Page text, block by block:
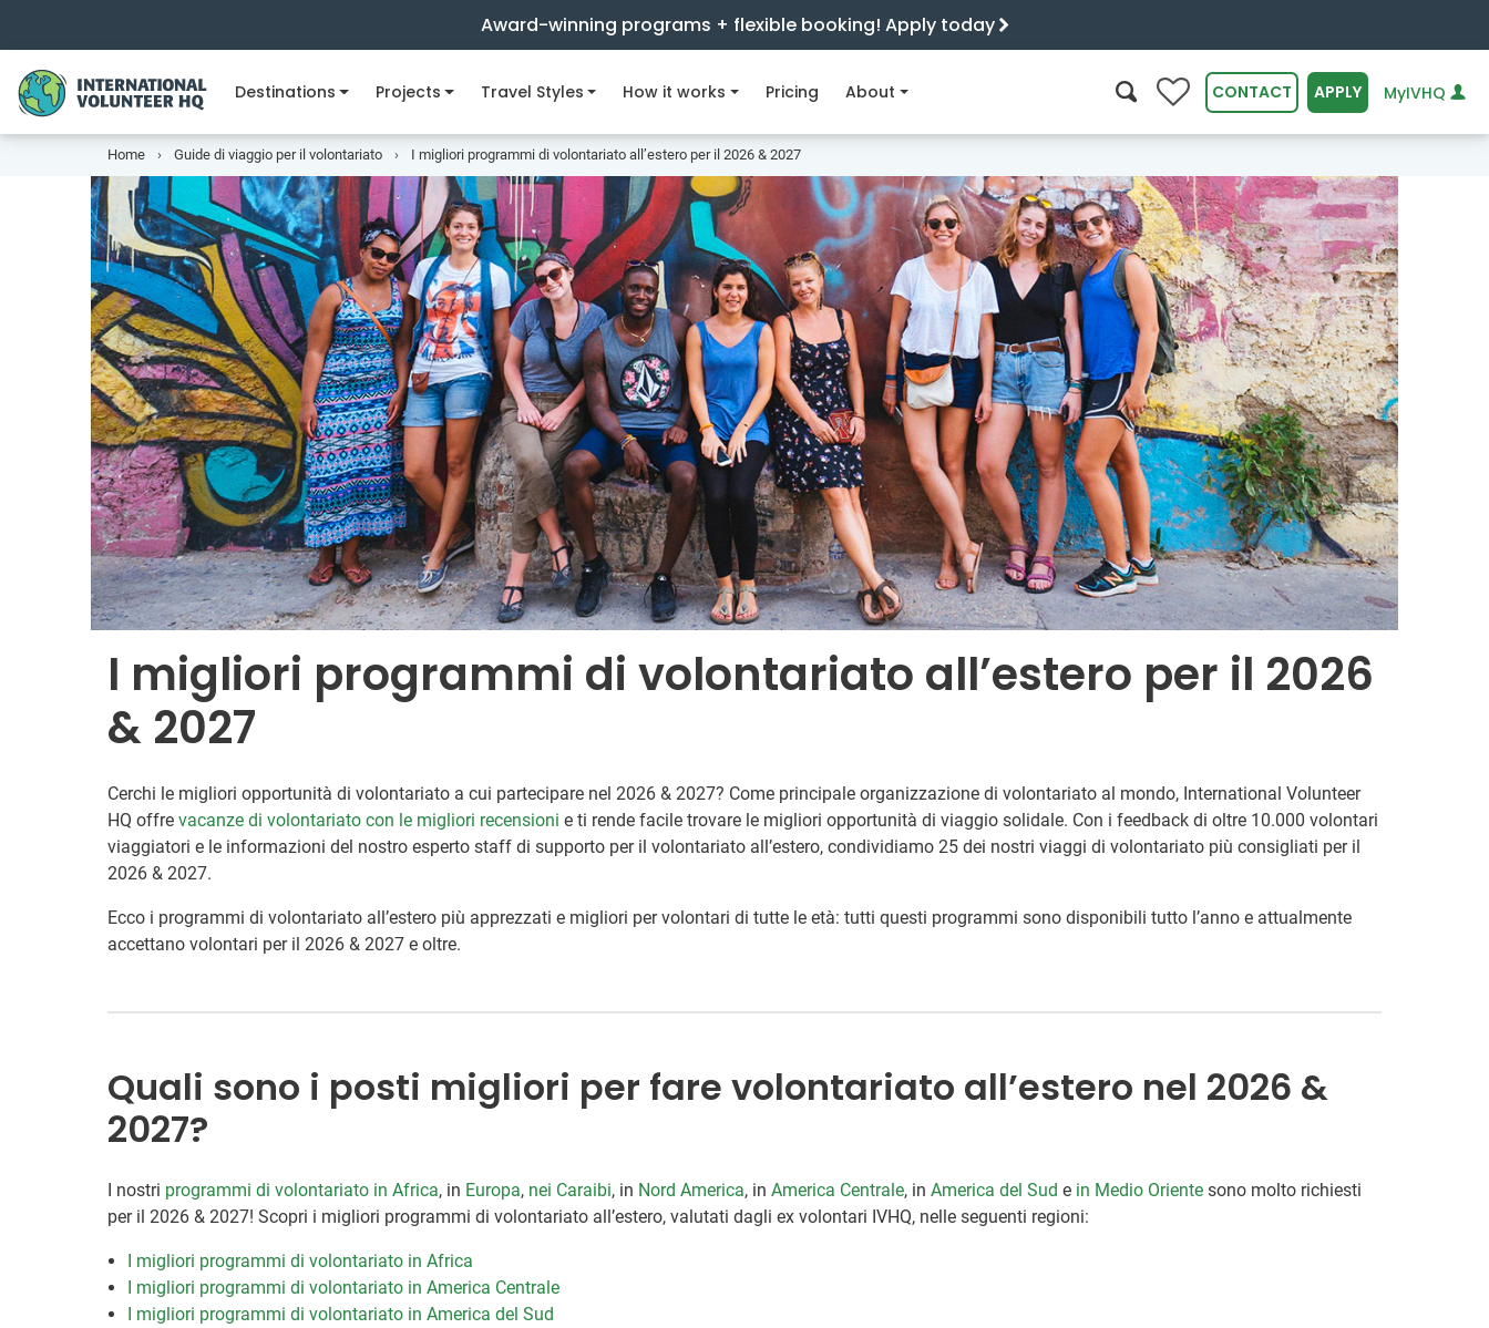
Award-winning programs + flexible booking! Apply today
Destinations Projects Travel Styles How it works Pricing About 0 CONTACT APPLY MyIVHQ
Home Guide di viaggio per il volontariato I migliori programmi di volontariato all’estero per il 2026 & 2027
I migliori programmi di volontariato all’estero per il 2026
& 2027
Cerchi le migliori opportunità di volontariato a cui partecipare nel 2026 & 2027? Come principale organizzazione di volontariato al mondo, International Volunteer
HQ offre vacanze di volontariato con le migliori recensioni e ti rende facile trovare le migliori opportunità di viaggio solidale. Con i feedback di oltre 10.000 volontari
viaggiatori e le informazioni del nostro esperto staff di supporto per il volontariato all’estero, condividiamo 25 dei nostri viaggi di volontariato più consigliati per il
2026 & 2027.
Ecco i programmi di volontariato all’estero più apprezzati e migliori per volontari di tutte le età: tutti questi programmi sono disponibili tutto l’anno e attualmente
accettano volontari per il 2026 & 2027 e oltre.
Quali sono i posti migliori per fare volontariato all’estero nel 2026 &
2027?
I nostri programmi di volontariato in Africa, in Europa, nei Caraibi, in Nord America, in America Centrale, in America del Sud e in Medio Oriente sono molto richiesti
per il 2026 & 2027! Scopri i migliori programmi di volontariato all’estero, valutati dagli ex volontari IVHQ, nelle seguenti regioni:
I migliori programmi di volontariato in Africa
I migliori programmi di volontariato in America Centrale
I migliori programmi di volontariato in America del Sud